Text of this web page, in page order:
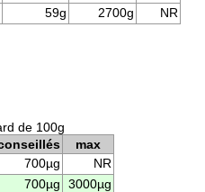
59g 2700g NR
de 100g
max
700µg
NR
700µg
3000µg